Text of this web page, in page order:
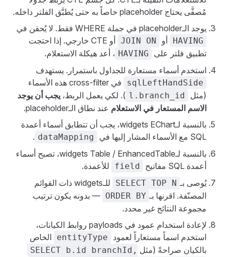
مُصفَّى يحتاج placeholder خاصاً به حتى يُطبَّق الفلتر داخله.
يوجد الـplaceholder في جملة WHERE فقط. لا يُحقن في
HAVING أو JOIN ON
أو CTE خارجي. إذا احتجت
تطبيق فلتر على
HAVING ، أعد هيكلة الاستعلام.
استخدم أسماء مستعارة للجداول باستمرار. يستهدف
sqlLeftHandSide
في cross-filter هذه الأسماء
(مثل
l.branch_id ). لكي يعمل الربط، يجب أن يوجد
الاسم المستعار في الاستعلام عند نطاق الـplaceholder.
بالنسبة لـwidgets EChart، يجب أن تتطابق أسماء أعمدة
SQL مع الأسماء المشار إليها في
dataMapping
.
بالنسبة لـwidgets Table / EnhancedTable، تصبح أسماء
أعمدة SQL مفاتيح
field
للأعمدة.
يُوصى بـ SELECT TOP N
للـwidgets ذات القوائم
المصنّفة. اقرنها بـ ORDER BY — بدونه يكون ترتيب
مجموعة النتائج غير محدد.
لإعادة استخدام عمود في payloads روابط الكيانات،
استخدم اسماً مستعاراً لعمود
entityType
الخاص
بالكيان صراحةً (مثل SELECT b.id branchId,